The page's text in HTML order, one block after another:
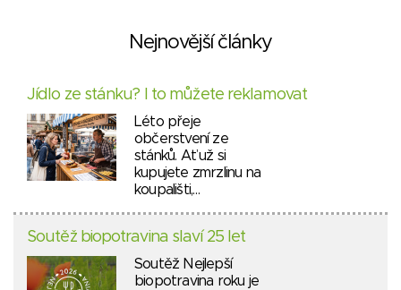
Nejnovější články
Jídlo ze stánku? I to můžete reklamovat
Léto přeje
občerstvení ze
stánků. Ať už si
kupujete zmrzlinu na
koupališti,…
Soutěž biopotravina slaví 25 let
Soutěž Nejlepší
biopotravina roku je